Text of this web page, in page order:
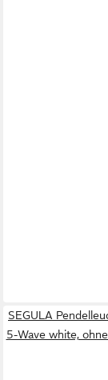
SEGULA
5-Wave white,